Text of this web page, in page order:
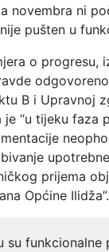
novembra ni
pušten u
o progresu,
B i Upravnoj
“u tijeku faza
prijema
Općine Ilidža”.
su funkcionalne